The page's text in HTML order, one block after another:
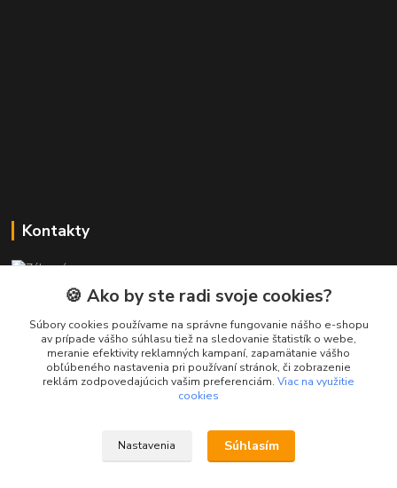
Kontakty
+421 911 010 560
Po-Pia, 13-17 hod.
info@presmartfon.sk
🍪 Ako by ste radi svoje cookies?
Súbory cookies používame na správne fungovanie nášho e-shopu
av prípade vášho súhlasu tiež na sledovanie štatistík o webe,
meranie efektivity reklamných kampaní, zapamätanie vášho
obľúbeného nastavenia pri používaní stránok, či zobrazenie
reklám zodpovedajúcich vašim preferenciám. Viac na využitie
cookies
Nastavenia Súhlasím